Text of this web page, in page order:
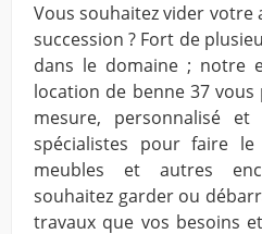
Vous souhaitez vider
succession ? Fort de
dans le domaine ; notre
location de benne 37
mesure, personnalisé
spécialistes pour faire
meubles et autres
souhaitez garder ou
travaux que vos besoins